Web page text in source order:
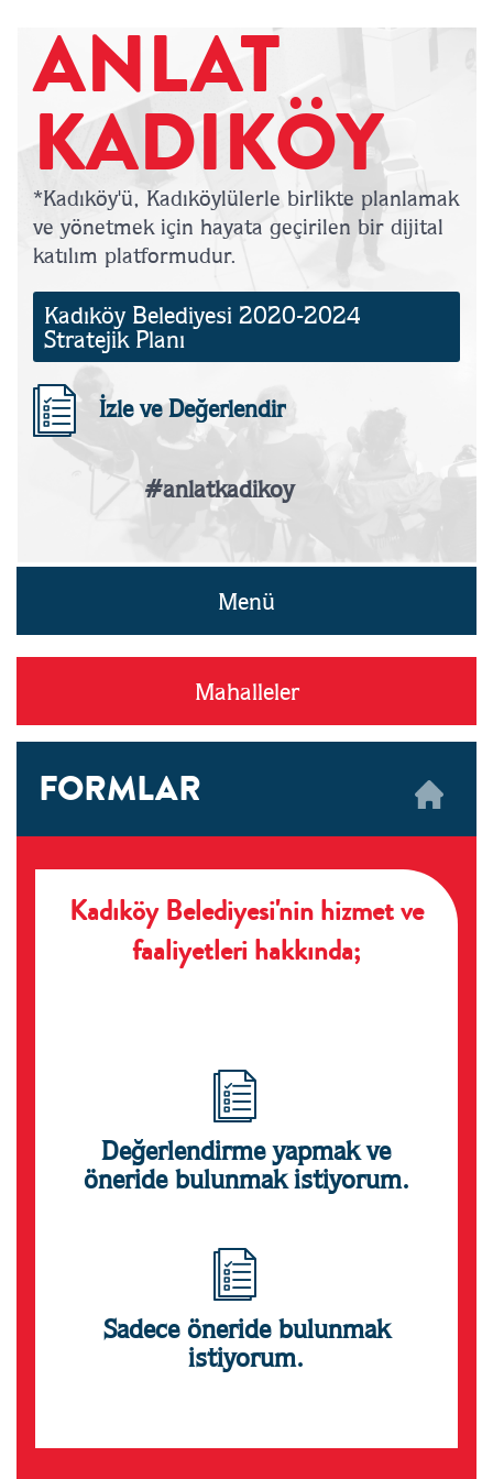
ANLAT
KADIKÖY
*Kadıköy'ü, Kadıköylülerle birlikte planlamak
ve yönetmek için hayata geçirilen bir dijital
katılım platformudur.
Kadıköy Belediyesi 2020-2024
Stratejik Planı
İzle ve Değerlendir
#anlatkadikoy
Menü
Mahalleler
FORMLAR
Kadıköy Belediyesi'nin hizmet ve
faaliyetleri hakkında;
Değerlendirme yapmak ve
öneride bulunmak istiyorum.
Sadece öneride bulunmak
istiyorum.